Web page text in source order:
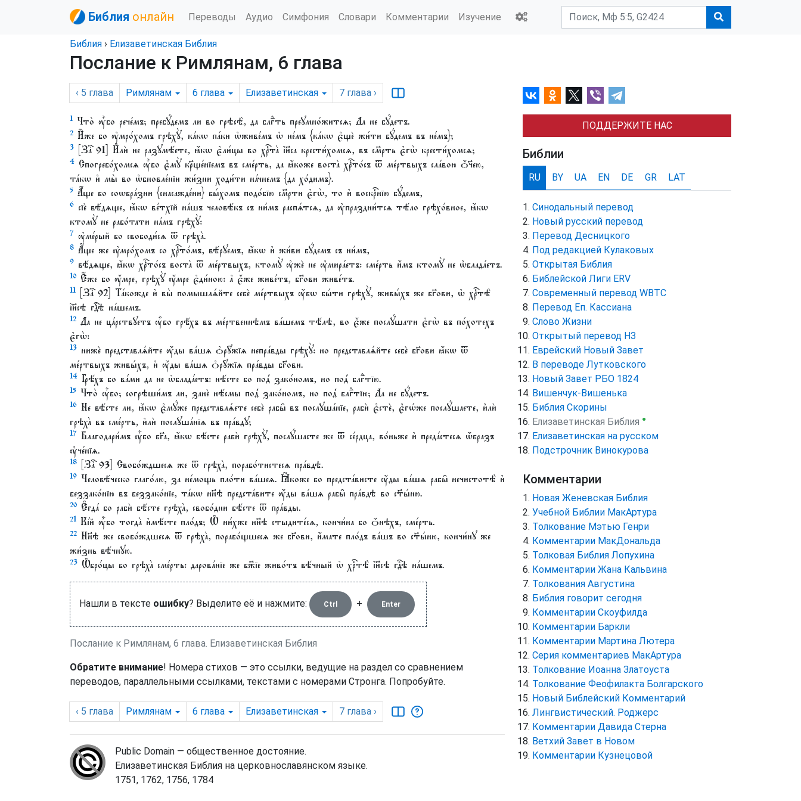
Библия онлайн Переводы Аудио Симфония Словари Комментарии Изучение
Библия › Елизаветинская Библия
Послание к Римлянам, 6 глава
‹ 5 глава Римлянам 6 глава Елизаветинская 7 глава ›
1 Что̀ ᲂу҆̀бо рече́мъ; пребꙋ́демъ ли во грѣсѣ̀, да блгⷣть преꙋмно́житсѧ; Да не бꙋ́детъ.
2 И҆̀же бо ᲂу҆мро́хомъ грѣхꙋ̀, ка́кѡ па́ки ѡ҆живе́мъ ѡ҆ не́мъ {ка́кѡ є҆щѐ жи́ти бꙋ́демъ въ не́мъ};
3 [Заⷱ҇ 91] И҆лѝ не разꙋмѣ́ете, ꙗ҆́кѡ є҆ли́цы во хрⷭ҇та̀ і҆и҃са крести́хомсѧ, въ см҃рть є҆гѡ̀ крести́хомсѧ;
4 Спогребо́хомсѧ ᲂу҆̀бо є҆мꙋ̀ кр҃ще́нїемъ въ сме́рть, да ꙗ҆́коже воста̀ хрⷭ҇то́съ ѿ ме́ртвыхъ сла́вою ѻ҆́ч҃ею,
та́кѡ и҆ мы̀ во ѡ҆бновле́нїи жи́зни ходи́ти на́чнемъ {да хо́димъ}.
5 А҆́ще бо соѡбра́зни {снасажде́ни} бы́хомъ подо́бїю см҃рти є҆гѡ̀, то и҆ воскрⷭ҇нїю бꙋ́демъ,
6 сїѐ вѣ́дѧще, ꙗ҆́кѡ ве́тхїй на́шъ человѣ́къ съ ни́мъ распѧ́тсѧ, да ᲂу҆праздни́тсѧ тѣ́ло грѣхо́вное, ꙗ҆́кѡ
ктомꙋ̀ не рабо́тати на́мъ грѣхꙋ̀:
7 ᲂу҆ме́рый бо свободи́сѧ ѿ грѣха̀.
8 А҆́ще же ᲂу҆мро́хомъ со хрⷭ҇то́мъ, вѣ́рꙋемъ, ꙗ҆́кѡ и҆ жи́ви бꙋ́демъ съ ни́мъ,
9 вѣ́дѧще, ꙗ҆́кѡ хрⷭ҇то́съ воста̀ ѿ ме́ртвыхъ, ктомꙋ̀ ᲂу҆жѐ не ᲂу҆мира́етъ: сме́рть и҆́мъ ктомꙋ̀ не ѡ҆блада́етъ.
10 Є҆́же бо ᲂу҆́мре, грѣхꙋ̀ ᲂу҆́мре є҆ди́ною: а҆ є҆́же живе́тъ, бг҃ови живе́тъ.
11 [Заⷱ҇ 92] Та́кожде и҆ вы̀ помышлѧ́йте себѐ ме́ртвыхъ ᲂу҆́бѡ бы́ти грѣхꙋ̀, живы́хъ же бг҃ови, ѡ҆ хрⷭ҇тѣ̀
і҆и҃сѣ гдⷭ҇ѣ на́шемъ.
12 Да не ца́рствꙋетъ ᲂу҆̀бо грѣ́хъ въ ме́ртвеннѣмъ ва́шемъ тѣ́лѣ, во є҆́же послꙋ́шати є҆гѡ̀ въ по́хотехъ
є҆гѡ̀:
13 нижѐ представлѧ́йте ᲂу҆́ды ва́шѧ ѻ҆рꙋ̑жїѧ непра́вды грѣхꙋ̀: но представлѧ́йте себѐ бг҃ови ꙗ҆́кѡ ѿ
ме́ртвыхъ живы́хъ, и҆ ᲂу҆́ды ва́шѧ ѻ҆рꙋ̑жїѧ пра́вды бг҃ови.
14 Грѣ́хъ бо ва́ми да не ѡ҆блада́етъ: нѣ́сте бо под̾ зако́номъ, но под̾ блгⷣтїю.
15 Что̀ ᲂу҆̀бо; согрѣши́мъ ли, занѐ нѣ́смы под̾ зако́номъ, но под̾ блгⷣтїю; Да не бꙋ́детъ.
16 Не вѣ́сте ли, ꙗ҆́кѡ є҆мꙋ́же представлѧ́ете себѐ рабы̑ въ послꙋша́нїе, рабѝ є҆стѐ, є҆гѡ́же послꙋ́шаете, и҆лѝ
грѣха̀ въ сме́рть, и҆лѝ послꙋша́нїѧ въ пра́вдꙋ;
17 Благодари́мъ ᲂу҆̀бо бг҃а, ꙗ҆́кѡ бѣ́сте рабѝ грѣхꙋ̀, послꙋ́шасте же ѿ се́рдца, во́ньже и҆ преда́стесѧ ѡ҆́бразъ
ᲂу҆че́нїѧ.
18 [Заⷱ҇ 93] Свобо́ждшесѧ же ѿ грѣха̀, порабо́тистесѧ пра́вдѣ.
19 Человѣ́ческо глаго́лю, за не́мощь пло́ти ва́шеѧ. Ꙗ҆́коже бо предста́висте ᲂу҆́ды ва́шѧ рабы̑ нечистотѣ̀ и҆
беззако́нїю въ беззако́нїе, та́кѡ нн҃ѣ предста́вите ᲂу҆́ды ва́шѧ рабы̑ пра́вдѣ во ст҃ы́ню.
20 Є҆гда́ бо рабѝ бѣ́сте грѣха̀, свобо́дни бѣ́сте ѿ пра́вды.
21 Кі́й ᲂу҆̀бо тогда̀ и҆мѣ́сте пло́дъ; Ѡ҆ ни́хже нн҃ѣ стыдите́сѧ, кончи́на бо ѻ҆́нѣхъ, сме́рть.
22 Нн҃ѣ же свобо́ждшесѧ ѿ грѣха̀, порабо́щшесѧ же бг҃ови, и҆́мате пло́дъ ва́шъ во ст҃ы́ню, кончи́нꙋ же
жи́знь вѣ́чнꙋю.
23 Ѡ҆бро́цы бо грѣха̀ сме́рть: дарова́нїе же бж҃їе живо́тъ вѣ́чный ѡ҆ хрⷭ҇тѣ̀ і҆и҃сѣ гдⷭ҇ѣ на́шемъ.
Нашли в тексте ошибку? Выделите её и нажмите: Ctrl + Enter
Послание к Римлянам, 6 глава. Елизаветинская Библия
Обратите внимание! Номера стихов — это ссылки, ведущие на раздел со сравнением
переводов, параллельными ссылками, текстами с номерами Стронга. Попробуйте.
‹ 5 глава Римлянам 6 глава Елизаветинская 7 глава ›
Public Domain — общественное достояние.
Елизаветинская Библия на церковнославянском языке.
1751, 1762, 1756, 1784
ПОДДЕРЖИТЕ НАС
Библии
RU BY UA EN DE GR LAT
Синодальный перевод
Новый русский перевод
Перевод Десницкого
Под редакцией Кулаковых
Открытая Библия
Библейской Лиги ERV
Cовременный перевод WBTC
Перевод Еп. Кассиана
Слово Жизни
Открытый перевод НЗ
Еврейский Новый Завет
В переводе Лутковского
Новый Завет РБО 1824
Вишенчук-Вишенька
Библия Скорины
Елизаветинская Библия ●
Елизаветинская на русском
Подстрочник Винокурова
Комментарии
Новая Женевская Библия
Учебной Библии МакАртура
Толкование Мэтью Генри
Комментарии МакДональда
Толковая Библия Лопухина
Комментарии Жана Кальвина
Толкования Августина
Библия говорит сегодня
Комментарии Скоуфилда
Комментарии Баркли
Комментарии Мартина Лютера
Серия комментариев МакАртура
Толкование Иоанна Златоуста
Толкование Феофилакта Болгарского
Новый Библейский Комментарий
Лингвистический. Роджерс
Комментарии Давида Стерна
Ветхий Завет в Новом
Комментарии Кузнецовой